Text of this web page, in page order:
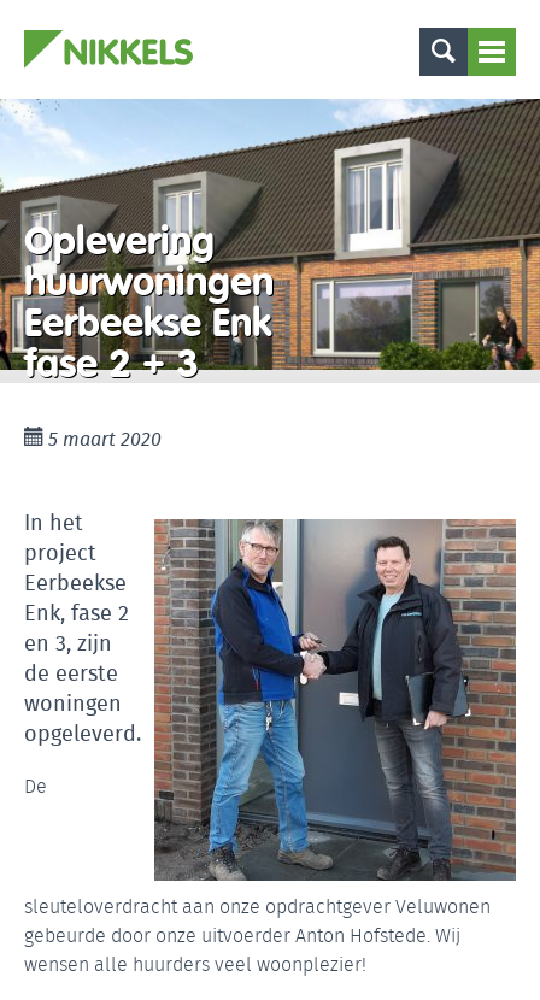
Oplevering
huurwoningen
Eerbeekse Enk
fase 2 + 3
5 maart 2020
In het
project
Eerbeekse
Enk, fase 2
en 3, zijn
de eerste
woningen
opgeleverd.
De
sleuteloverdracht aan onze opdrachtgever Veluwonen
gebeurde door onze uitvoerder Anton Hofstede. Wij
wensen alle huurders veel woonplezier!